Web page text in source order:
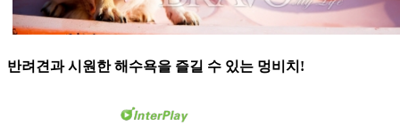
반려견과 시원한 해수욕을 즐길 수 있는 멍비치!